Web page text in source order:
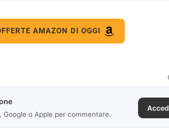
AMAZON DI OGGI
o Apple per commentare.